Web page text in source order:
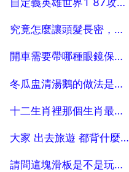
自定義英雄世界1 87攻略 自己乙個人怎麼打 球高手
2025-07-25 究竟怎麼讓頭髮長密，長的很濃密
2025-07-25 開車需要帶哪種眼鏡保護眼睛？
2025-07-25 冬瓜盅清湯鵝的做法是？清湯鵝的做法
2025-07-25 十二生肖裡那個生肖最高大威猛
2025-07-25 大家 出去旅遊 都背什麼包呢
2025-07-25 請問這塊滑板是不是玩具板 5